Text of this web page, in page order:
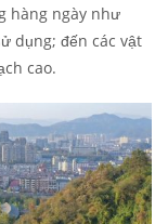
hàng ngày như
dụng; đến các vật
cao.